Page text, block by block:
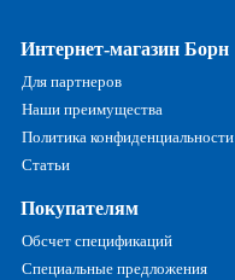
Интернет-магазин Борн
Для партнеров
Наши преимущества
Политика конфиденциальности
Статьи
Покупателям
Обсчет спецификаций
Специальные предложения